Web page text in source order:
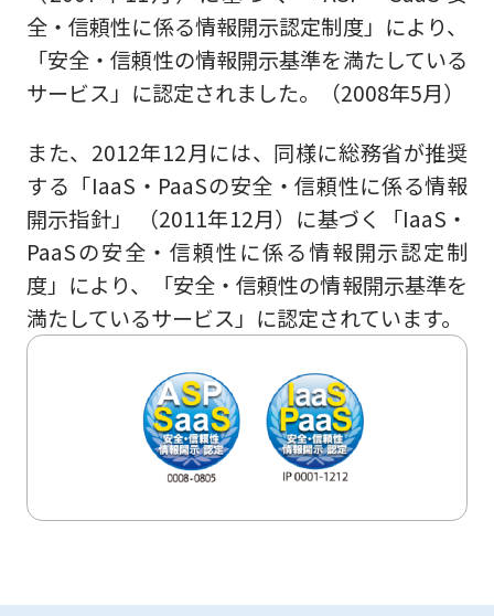
全・信頼性に係る情報開示認定制度」により、
「安全・信頼性の情報開示基準を満たしている
サービス」に認定されました。（2008年5月）
また、2012年12月には、同様に総務省が推奨
する「IaaS・PaaSの安全・信頼性に係る情報
開示指針」 （2011年12月）に基づく「IaaS・
PaaSの安全・信頼性に係る情報開示認定制
度」により、「安全・信頼性の情報開示基準を
満たしているサービス」に認定されています。